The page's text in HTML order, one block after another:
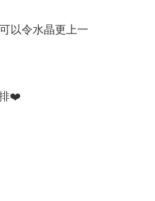
以令水晶更上一
排❤️